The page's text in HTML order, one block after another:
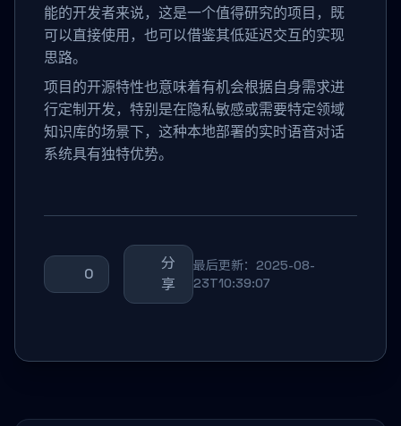
能的开发者来说，这是一个值得研究的项目，既
可以直接使用，也可以借鉴其低延迟交互的实现
思路。
项目的开源特性也意味着有机会根据自身需求进
行定制开发，特别是在隐私敏感或需要特定领域
知识库的场景下，这种本地部署的实时语音对话
系统具有独特优势。
0
分
享
最后更新：2025-08-
23T10:39:07